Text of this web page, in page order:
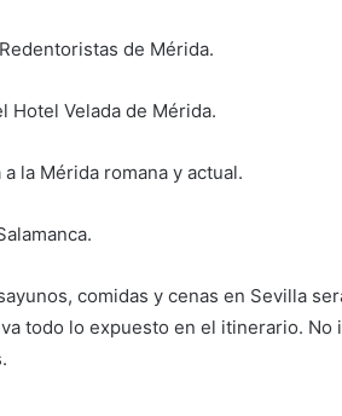
de Mérida.
Hotel Velada de Mérida.
la Mérida romana y actual.
comidas y cenas en Sevilla
todo lo expuesto en el itinerario.